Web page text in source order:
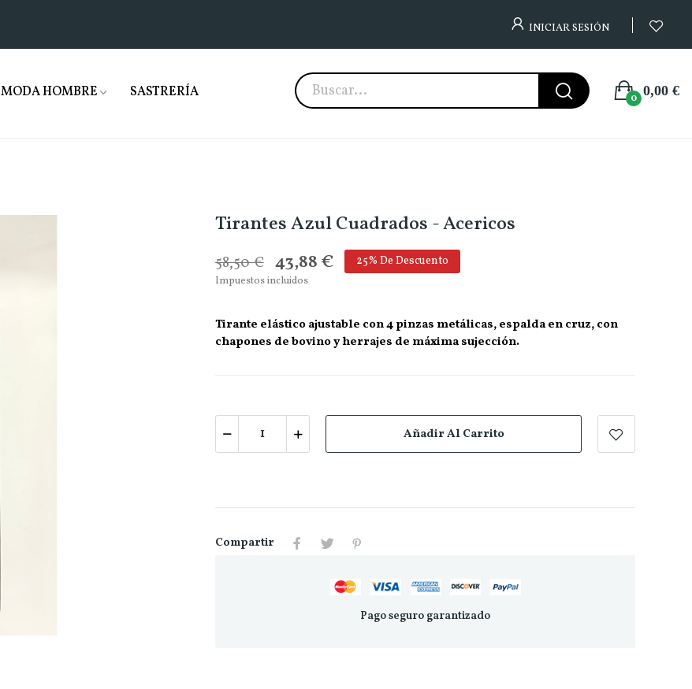
INICIAR SESIÓN
MODA HOMBRE SASTRERÍA 0,00 €
0
Tirantes Azul Cuadrados - Acericos
58,50 € 43,88 € 25% De Descuento
Impuestos incluidos
Tirante elástico ajustable con 4 pinzas metálicas, espalda en cruz, con
chapones de bovino y herrajes de máxima sujección.
Añadir Al Carrito
Compartir
Pago seguro garantizado